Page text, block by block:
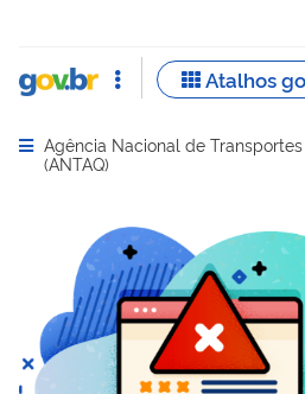
Abrir menu principal de
Agência Nacional de
(ANTAQ)